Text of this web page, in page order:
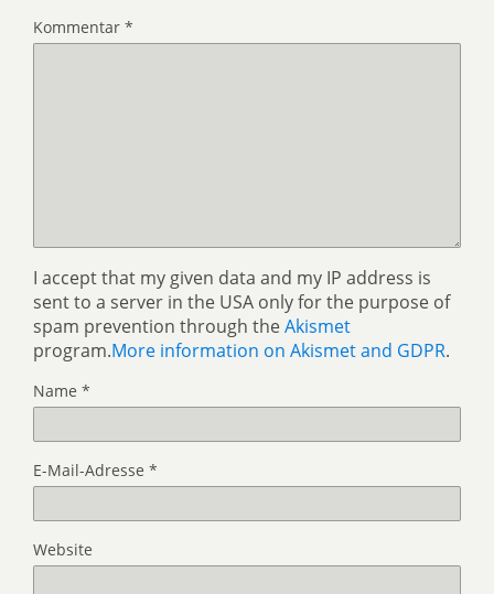
Kommentar *
I accept that my given data and my IP address is
sent to a server in the USA only for the purpose of
spam prevention through theAkismet
program.More information on Akismet and GDPR.
Name *
E-Mail-Adresse *
Website